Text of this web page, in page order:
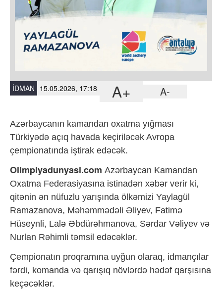
İDMAN 15.05.2026, 17:18 A+ A-
Azərbaycanın kamandan oxatma yığması
Türkiyədə açıq havada keçiriləcək Avropa
çempionatında iştirak edəcək.
Olimpiyadunyasi.com Azərbaycan Kamandan
Oxatma Federasiyasına istinadən xəbər verir ki,
qitənin ən nüfuzlu yarışında ölkəmizi Yaylagül
Ramazanova, Məhəmmədəli Əliyev, Fatimə
Hüseynli, Lalə Əbdürəhmanova, Sərdar Vəliyev və
Nurlan Rəhimli təmsil edəcəklər.
Çempionatın proqramına uyğun olaraq, idmançılar
fərdi, komanda və qarışıq növlərdə hədəf qarşısına
keçəcəklər.